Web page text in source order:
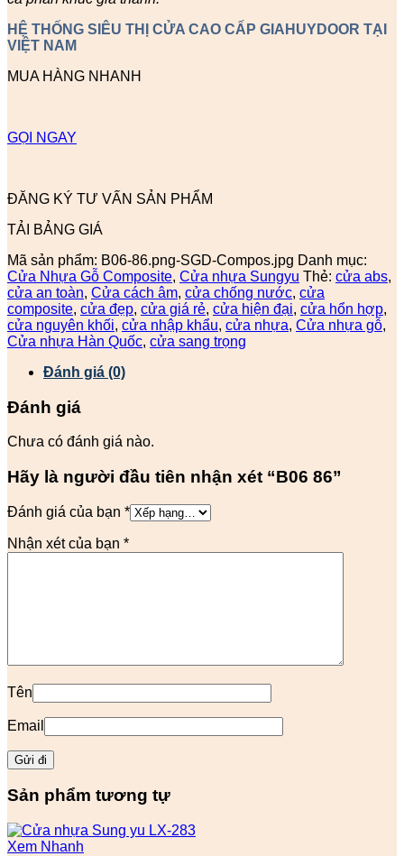
HỆ THỐNG SIÊU THỊ CỬA CAO CẤP GIAHUYDOOR TẠI
VIỆT NAM
MUA HÀNG NHANH
GỌI NGAY
ĐĂNG KÝ TƯ VẤN SẢN PHẨM
TẢI BẢNG GIÁ
Mã sản phẩm: B06-86.png-SGD-Compos.jpg Danh mục:
Cửa Nhựa Gỗ Composite, Cửa nhựa Sungyu Thẻ: cửa abs,
cửa an toàn, Cửa cách âm, cửa chống nước, cửa
composite, cửa đẹp, cửa giá rẻ, cửa hiện đại, cửa hổn hợp,
cửa nguyên khối, cửa nhập khẩu, cửa nhựa, Cửa nhựa gỗ,
Cửa nhựa Hàn Quốc, cửa sang trọng
Đánh giá (0)
Đánh giá
Chưa có đánh giá nào.
Hãy là người đầu tiên nhận xét “B06 86”
Đánh giá của bạn *
Nhận xét của bạn *
Tên
Email
Sản phẩm tương tự
Xem Nhanh